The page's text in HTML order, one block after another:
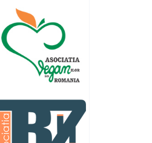
ani, privind in urma
realizez cat de multe
greseli am facut in
educatia si cresterea
ei, am fost o mama
egoista, preocupata
de implinirea
profesionala, cand ea
era mica am neglijat-
agresiva, orice
greseala era taxata cu
o palma sau pedepse.